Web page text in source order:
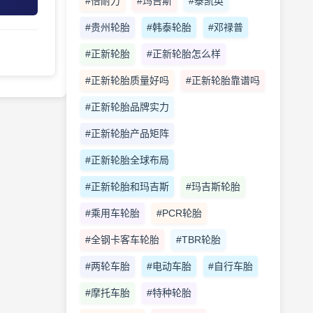
#贵州轮胎 #韩泰轮胎 #邓禄普
#正新轮胎 #正新轮胎怎么样
#正新轮胎质量好吗 #正新轮胎靠谱吗
#正新轮胎品牌实力
#正新轮胎产品矩阵
#正新轮胎全球布局
#正新轮胎和玛吉斯 #玛吉斯轮胎
#乘用车轮胎 #PCR轮胎
#全钢卡客车轮胎 #TBR轮胎
#两轮车胎 #电动车胎 #自行车胎
#摩托车胎 #特种轮胎